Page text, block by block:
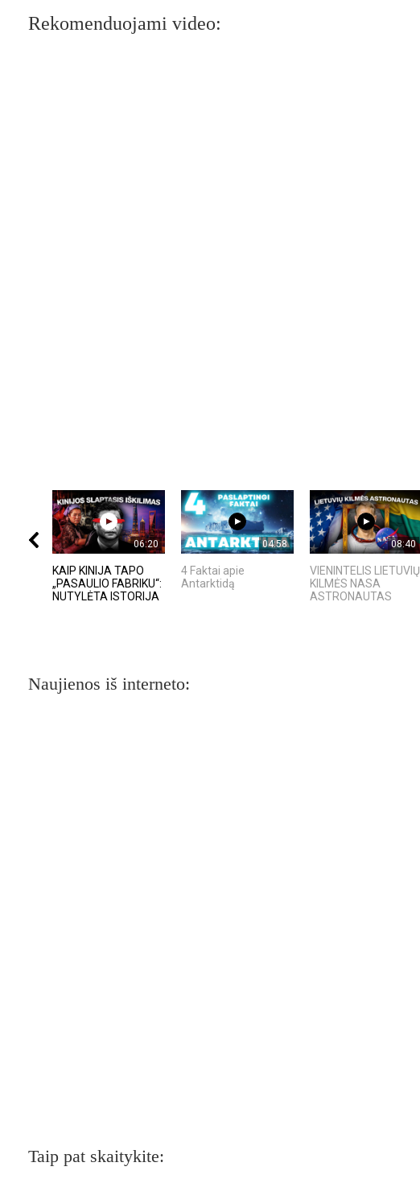
Rekomenduojami video:
06:20
KAIP KINIJA TAPO
„PASAULIO FABRIKU“:
NUTYLĖTA ISTORIJA
04:58
4 Faktai apie
Antarktidą
08:40
VIENINTELIS LIETUVIŲ
KILMĖS NASA
ASTRONAUTAS
Naujienos iš interneto:
Taip pat skaitykite: